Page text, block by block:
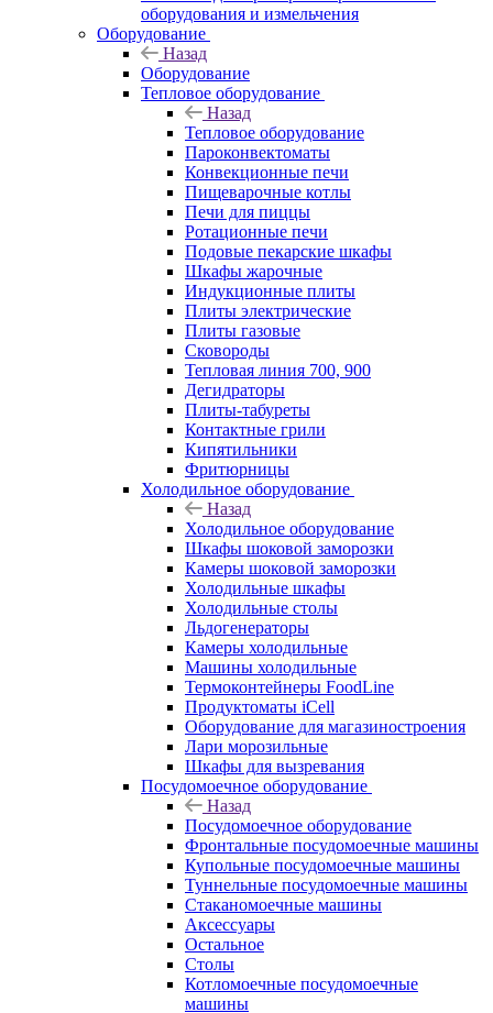
оборудования и измельчения
Оборудование
Назад
Оборудование
Тепловое оборудование
Назад
Тепловое оборудование
Пароконвектоматы
Конвекционные печи
Пищеварочные котлы
Печи для пиццы
Ротационные печи
Подовые пекарские шкафы
Шкафы жарочные
Индукционные плиты
Плиты электрические
Плиты газовые
Сковороды
Тепловая линия 700, 900
Дегидраторы
Плиты-табуреты
Контактные грили
Кипятильники
Фритюрницы
Холодильное оборудование
Назад
Холодильное оборудование
Шкафы шоковой заморозки
Камеры шоковой заморозки
Холодильные шкафы
Холодильные столы
Льдогенераторы
Камеры холодильные
Машины холодильные
Термоконтейнеры FoodLine
Продуктоматы iCell
Оборудование для магазиностроения
Лари морозильные
Шкафы для вызревания
Посудомоечное оборудование
Назад
Посудомоечное оборудование
Фронтальные посудомоечные машины
Купольные посудомоечные машины
Туннельные посудомоечные машины
Стаканомоечные машины
Аксессуары
Остальное
Столы
Котломоечные посудомоечные
машины